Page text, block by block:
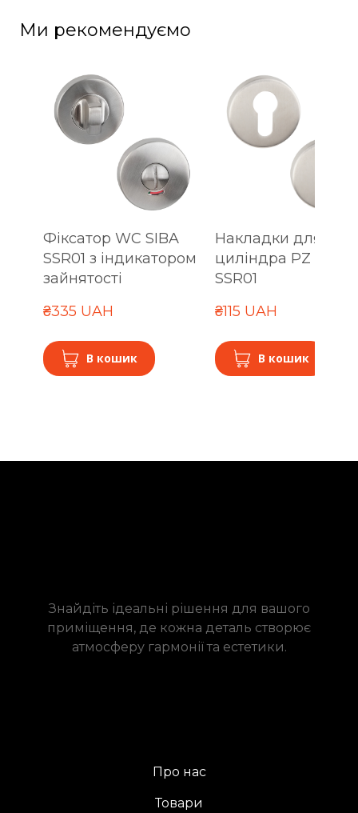
Ми рекомендуємо
Фіксатор WC SIBA
SSR01 з індикатором
зайнятості
₴335 UAH
В кошик
Накладки для
циліндра PZ SIBA
SSR01
₴115 UAH
В кошик
Знайдіть ідеальні рішення для вашого
приміщення, де кожна деталь створює
атмосферу гармонії та естетики.
Про нас
Товари